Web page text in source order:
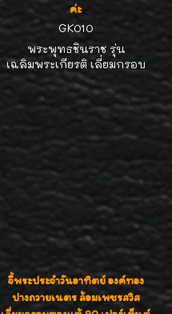
ค่ะ
GK010
พระพุทธชินราช รุ่น
เฉลิมพระเกียรติ เลี่ยมกรอบ
ทองแท้ เหมาะสำหรับเป็นของ
ขวัญ มีค่ามีความหมายดีมากๆๆ
จี้พระประจำวันอาทิตย์ องค์ทอง
ปางถวายเนตร ล้อมเพชรสวิส